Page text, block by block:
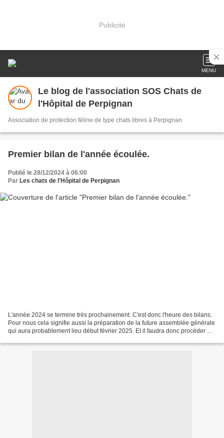
Publicité
MENU
Le blog de l'association SOS Chats de
l'Hôpital de Perpignan
Association de protection féline de type chats libres à Perpignan
Premier bilan de l'année écoulée.
Publié le 28/12/2024 à 06:00
Par Les chats de l'Hôpital de Perpignan
L'année 2024 se termine très prochainement. C'est donc l'heure des bilans.
Pour nous cela signifie aussi la préparation de la future assemblée générale
qui aura probablement lieu début février 2025. Et il faudra donc procéder à